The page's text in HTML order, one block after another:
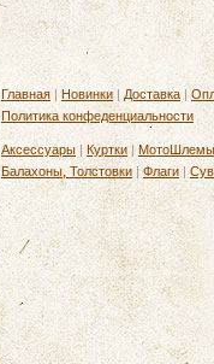
Главная | Новинки | Доставка |
Политика конфеденциальности
Аксессуары | Куртки | МотоШлемы
Балахоны, Толстовки |Флаги |